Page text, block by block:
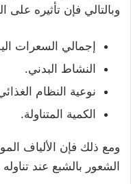
وبالتالي فإن تأثيره على
إجمالي السعرات
النشاط البدني.
نوعية النظام
الكمية المتناولة.
ومع ذلك فإن الألياف
الشعور بالشبع عند